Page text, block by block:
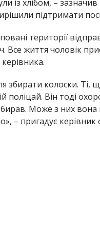
із хлібом, –
підтримати
території
Все життя чоловік
збирати колоски. Ті,
поліцай. Він тоді
Може з них вона
– пригадує